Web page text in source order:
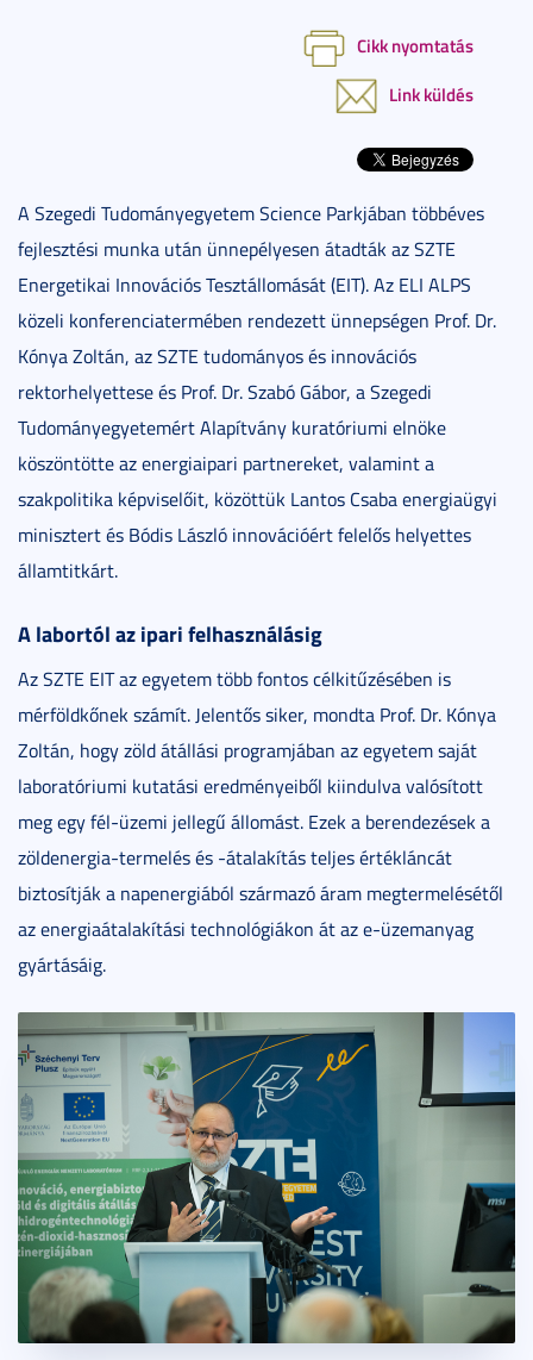
Cikk nyomtatás
Link küldés
A Szegedi Tudományegyetem Science Parkjában többéves
fejlesztési munka után ünnepélyesen átadták az SZTE
Energetikai Innovációs Tesztállomását (EIT). Az ELI ALPS
közeli konferenciatermében rendezett ünnepségen Prof. Dr.
Kónya Zoltán, az SZTE tudományos és innovációs
rektorhelyettese és Prof. Dr. Szabó Gábor, a Szegedi
Tudományegyetemért Alapítvány kuratóriumi elnöke
köszöntötte az energiaipari partnereket, valamint a
szakpolitika képviselőit, közöttük Lantos Csaba energiaügyi
minisztert és Bódis László innovációért felelős helyettes
államtitkárt.
A labortól az ipari felhasználásig
Az SZTE EIT az egyetem több fontos célkitűzésében is
mérföldkőnek számít. Jelentős siker, mondta Prof. Dr. Kónya
Zoltán, hogy zöld átállási programjában az egyetem saját
laboratóriumi kutatási eredményeiből kiindulva valósított
meg egy fél-üzemi jellegű állomást. Ezek a berendezések a
zöldenergia-termelés és -átalakítás teljes értékláncát
biztosítják a napenergiából származó áram megtermelésétől
az energiaátalakítási technológiákon át az e-üzemanyag
gyártásáig.